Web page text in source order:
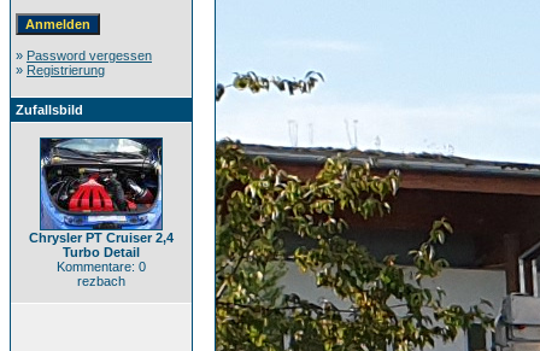
» Password vergessen
» Registrierung
Zufallsbild
Chrysler PT Cruiser 2,4
Turbo Detail
Kommentare: 0
rezbach